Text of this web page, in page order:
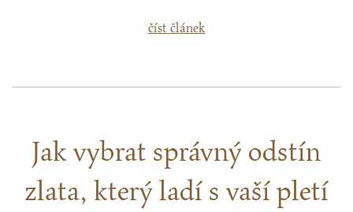
číst článek
Jak vybrat správný odstín
zlata, který ladí s vaší pletí